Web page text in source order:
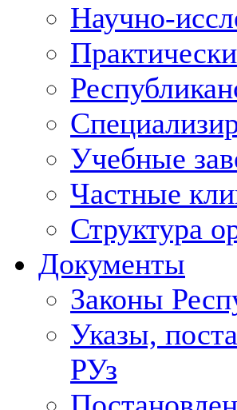
Научно-
Учебные
Частные
Структура
Документы
Законы
Указы,
РУз